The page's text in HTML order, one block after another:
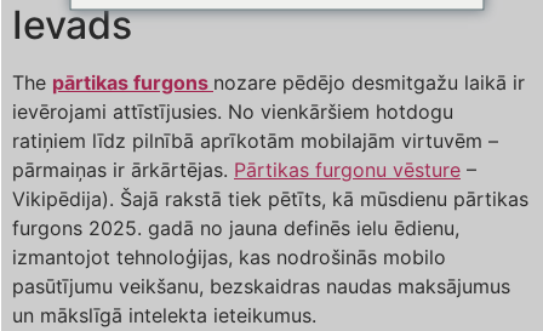
Ievads
The pārtikas furgons nozare pēdējo desmitgažu laikā ir
ievērojami attīstījusies. No vienkāršiem hotdogu
ratiņiem līdz pilnībā aprīkotām mobilajām virtuvēm –
pārmaiņas ir ārkārtējas. Pārtikas furgonu vēsture –
Vikipēdija). Šajā rakstā tiek pētīts, kā mūsdienu pārtikas
furgons 2025. gadā no jauna definēs ielu ēdienu,
izmantojot tehnoloģijas, kas nodrošinās mobilo
pasūtījumu veikšanu, bezskaidras naudas maksājumus
un mākslīgā intelekta ieteikumus.